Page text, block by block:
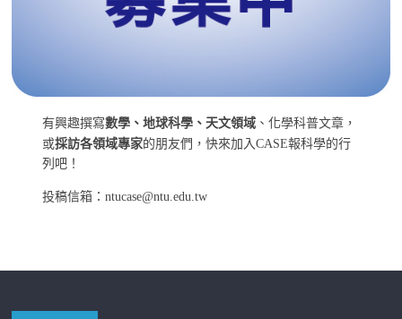
有興趣撰寫數學、地球科學、天文領域 、化學科普文章，
或採訪各領域專家的朋友們，快來加入CASE報科學的行
列吧！
投稿信箱：ntucase@ntu.edu.tw